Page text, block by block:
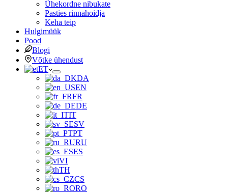
Ühekordne nibukate
Pasties rinnahoidja
Keha teip
Hulgimüük
Pood
Blogi
Võtke ühendust
ET
DA
EN
FR
DE
IT
SV
PT
RU
ES
VI
TH
CS
RO